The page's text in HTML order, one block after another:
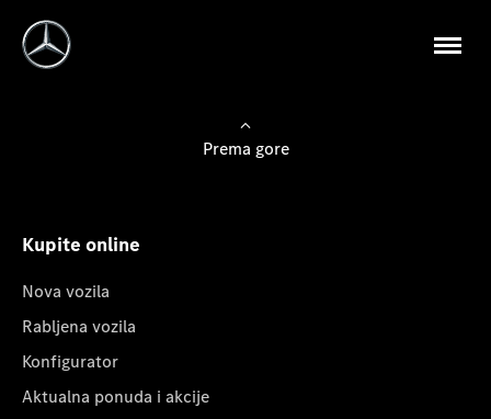
Prema gore
Kupite online
Nova vozila
Rabljena vozila
Konfigurator
Aktualna ponuda i akcije